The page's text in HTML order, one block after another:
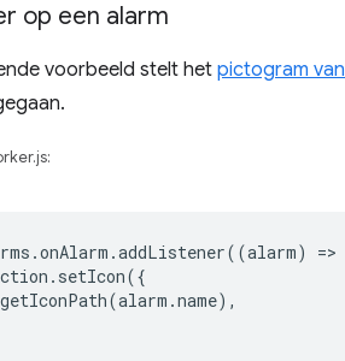
op een alarm
voorbeeld stelt het pictogram
.onAlarm .addListener((alarm) =>
. setIcon({
getIconPath(alarm .name),